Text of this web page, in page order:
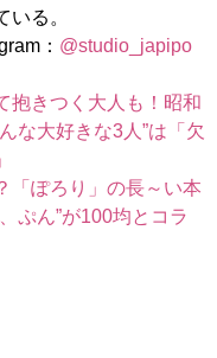
る。
： @studio_japipo
抱きつく大人も！昭和
な大好きな3人”は「欠
「ぽろり」の長～い本
ぷん”が100均とコラ